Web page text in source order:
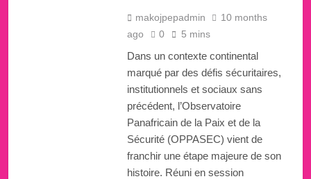
makojpepadmin
10 months
ago
0 5 mins
Dans un contexte continental
marqué par des défis sécuritaires,
institutionnels et sociaux sans
précédent, l’Observatoire
Panafricain de la Paix et de la
Sécurité (OPPASEC) vient de
franchir une étape majeure de son
histoire. Réuni en session